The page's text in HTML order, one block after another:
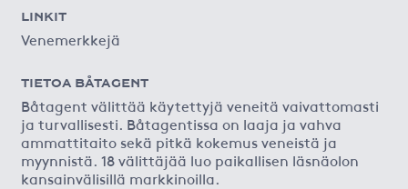
LINKIT
Venemerkkejä
TIETOA BÅTAGENT
Båtagent välittää käytettyjä veneitä vaivattomasti
ja turvallisesti. Båtagentissa on laaja ja vahva
ammattitaito sekä pitkä kokemus veneistä ja
myynnistä. 18 välittäjää luo paikallisen läsnäolon
kansainvälisillä markkinoilla.